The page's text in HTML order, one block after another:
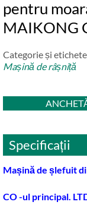
pentru
MAIKONG
Categorie și
Mașină de râșniță
Specificații
Mașină de șlefuit
CO -ul principal.